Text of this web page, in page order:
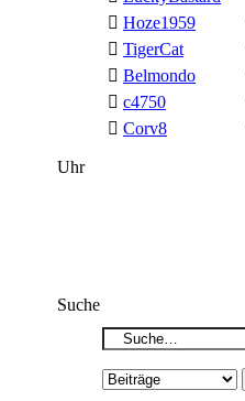
Hoze1959
TigerCat
Belmondo
c4750
Corv8
Uhr
Suche